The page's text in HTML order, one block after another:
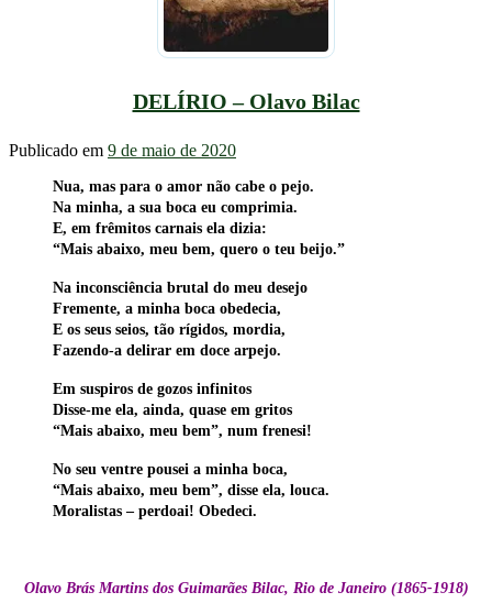
DELÍRIO – Olavo Bilac
Publicado em 9 de maio de 2020
Nua, mas para o amor não cabe o pejo.
Na minha, a sua boca eu comprimia.
E, em frêmitos carnais ela dizia:
“Mais abaixo, meu bem, quero o teu beijo.”
Na inconsciência brutal do meu desejo
Fremente, a minha boca obedecia,
E os seus seios, tão rígidos, mordia,
Fazendo-a delirar em doce arpejo.
Em suspiros de gozos infinitos
Disse-me ela, ainda, quase em gritos
“Mais abaixo, meu bem”, num frenesi!
No seu ventre pousei a minha boca,
“Mais abaixo, meu bem”, disse ela, louca.
Moralistas – perdoai! Obedeci.
Olavo Brás Martins dos Guimarães Bilac, Rio de Janeiro (1865-1918)